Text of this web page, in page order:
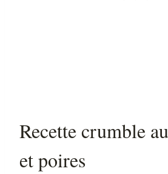
Recette crumble
et poires